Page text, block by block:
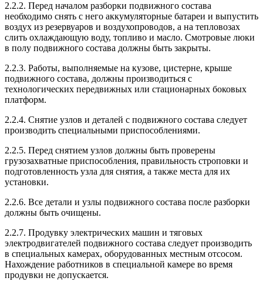
2.2.2. Перед началом разборки подвижного состава
необходимо снять с него аккумуляторные батареи и выпустить
воздух из резервуаров и воздухопроводов, а на тепловозах
слить охлаждающую воду, топливо и масло. Смотровые люки
в полу подвижного состава должны быть закрыты.
2.2.3. Работы, выполняемые на кузове, цистерне, крыше
подвижного состава, должны производиться с
технологических передвижных или стационарных боковых
платформ.
2.2.4. Снятие узлов и деталей с подвижного состава следует
производить специальными приспособлениями.
2.2.5. Перед снятием узлов должны быть проверены
грузозахватные приспособления, правильность строповки и
подготовленность узла для снятия, а также места для их
установки.
2.2.6. Все детали и узлы подвижного состава после разборки
должны быть очищены.
2.2.7. Продувку электрических машин и тяговых
электродвигателей подвижного состава следует производить
в специальных камерах, оборудованных местным отсосом.
Нахождение работников в специальной камере во время
продувки не допускается.